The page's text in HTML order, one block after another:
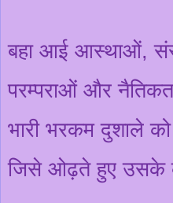
बहा आई आस्थाओं,
परम्पराओं और
भारी भरकम दुशाले को
जिसे ओढ़ते हुए उसके